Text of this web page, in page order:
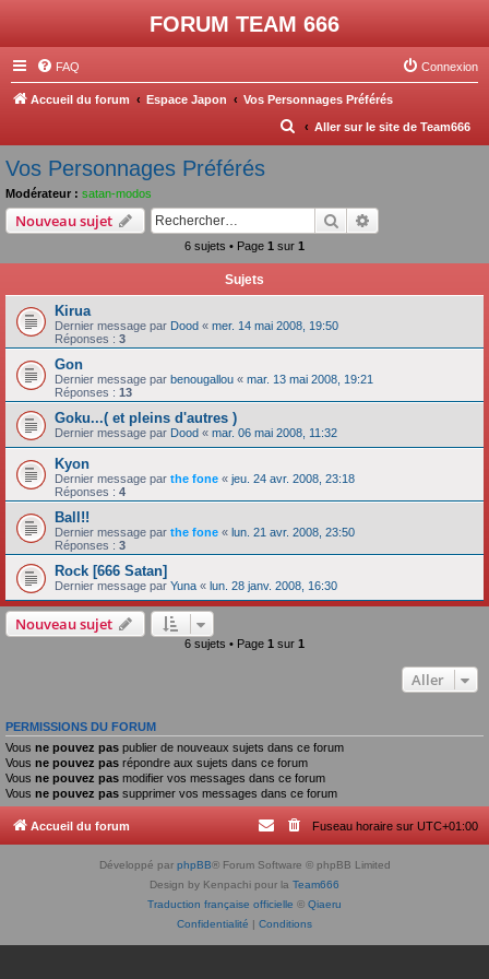
FORUM TEAM 666
FAQ Connexion
Accueil du forum Espace Japon Vos Personnages Préférés
Aller sur le site de Team666
R
e
Vos Personnages Préférés
Modérateur : satan-modos
Nouveau sujet Rechercher
6 sujets • Page 1 sur 1
Sujets
Kirua
Dernier message par Dood « mer. 14 mai 2008, 19:50
Réponses : 3
Gon
Dernier message par benougallou « mar. 13 mai 2008, 19:21
Réponses : 13
Goku...( et pleins d'autres )
Dernier message par Dood « mar. 06 mai 2008, 11:32
Kyon
Dernier message par the fone « jeu. 24 avr. 2008, 23:18
Réponses : 4
Ball!!
Dernier message par the fone « lun. 21 avr. 2008, 23:50
Réponses : 3
Rock [666 Satan]
Dernier message par Yuna « lun. 28 janv. 2008, 16:30
Nouveau sujet
6 sujets • Page 1 sur 1
Aller
PERMISSIONS DU FORUM
Vous ne pouvez pas publier de nouveaux sujets dans ce forum
Vous ne pouvez pas répondre aux sujets dans ce forum
Vous ne pouvez pas modifier vos messages dans ce forum
Vous ne pouvez pas supprimer vos messages dans ce forum
Accueil du forum Fuseau horaire sur UTC+01:00
Développé par phpBB® Forum Software © phpBB Limited
Design by Kenpachi pour la Team666
Traduction française officielle © Qiaeru
Confidentialité | Conditions